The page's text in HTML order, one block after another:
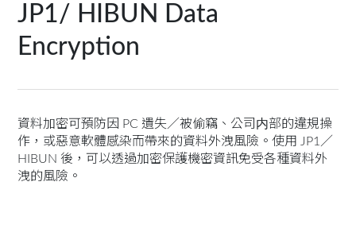
JP1/ HIBUN Data
Encryption
資料加密可預防因 PC 遺失／被偷竊、公司内部的違規操
作，或惡意軟體感染而帶來的資料外洩風險。使用 JP1 ／
HIBUN 後，可以透過加密保護機密資訊免受各種資料外
洩的風險。